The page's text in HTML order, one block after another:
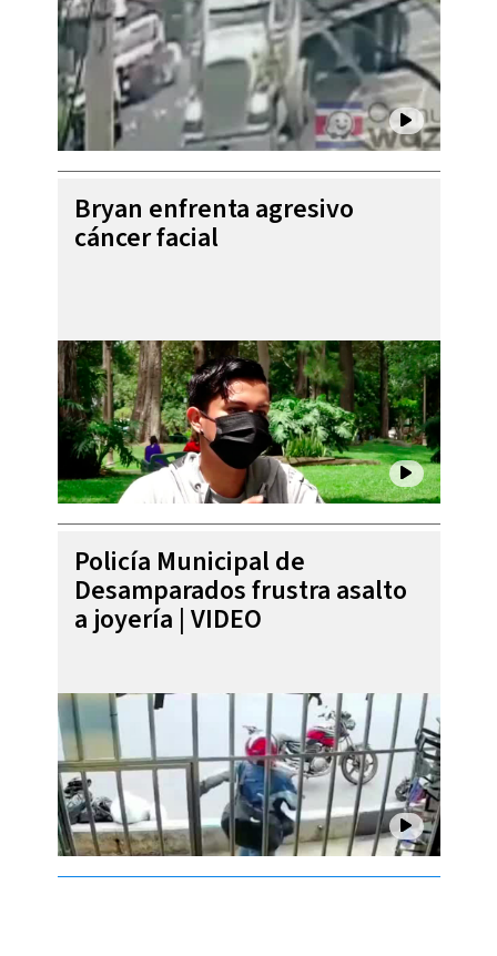
Bryan enfrenta agresivo
cáncer facial
Policía Municipal de
Desamparados frustra asalto
a joyería | VIDEO